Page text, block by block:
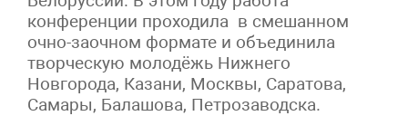
конференции проходила в смешанном
очно-заочном формате и объединила
творческую молодёжь Нижнего
Новгорода, Казани, Москвы, Саратова,
Самары, Балашова, Петрозаводска.